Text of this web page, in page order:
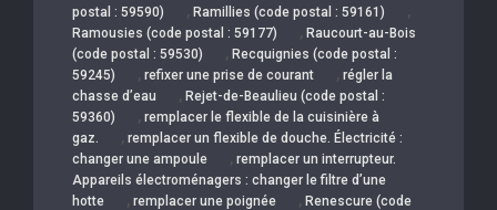
postal : 59590)
, Ramillies (code postal : 59161) ,
Ramousies (code postal : 59177) , Raucourt-au-Bois
(code postal : 59530)
, Recquignies (code postal :
59245)
, refixer une prise de courant , régler la
chasse d’eau
, Rejet-de-Beaulieu (code postal :
59360)
, remplacer le flexible de la cuisinière à
gaz.
, remplacer un flexible de douche. Électricité :
changer une ampoule
, remplacer un interrupteur.
Appareils électroménagers : changer le filtre d’une
hotte
, remplacer une poignée , Renescure (code